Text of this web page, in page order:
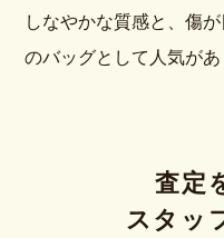
しなやかな質感と、傷
のバッグとして人気があ
査定
スタッ